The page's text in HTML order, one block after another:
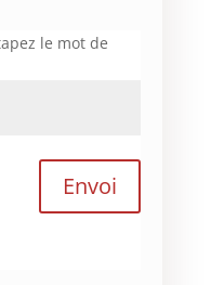
le mot de
Envoi